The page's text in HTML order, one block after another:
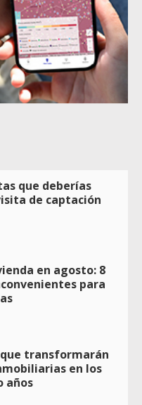
que deberías
de captación
en agosto: 8
para
transformarán
en los
años